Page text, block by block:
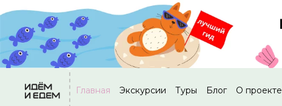
Главная Экскурсии Туры Блог О проекте